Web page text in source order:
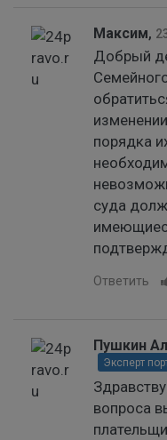
Максим,
Добрый
порядка
суда
Ответить
Пушкин
Эксперт
вопроса